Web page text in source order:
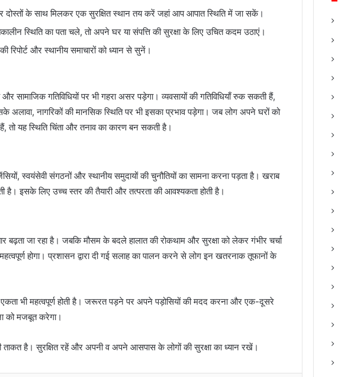
दोस्तों के साथ मिलकर एक सुरक्षित स्थान तय करें जहां आप आपात स्थिति में जा सकें।
स्थिति का पता चले, तो अपने घर या संपत्ति की सुरक्षा के लिए उचित कदम उठाएं।
रिपोर्ट और स्थानीय समाचारों को ध्यान से सुनें।
सामाजिक गतिविधियों पर भी गहरा असर पड़ेगा। व्यवसायों की गतिविधियाँ रुक सकती हैं,
अलावा, नागरिकों की मानसिक स्थिति पर भी इसका प्रभाव पड़ेगा। जब लोग अपने घरों को
तो यह स्थिति चिंता और तनाव का कारण बन सकती है।
स्वयंसेवी संगठनों और स्थानीय समुदायों की चुनौतियों का सामना करना पड़ता है। खराब
है। इसके लिए उच्च स्तर की तैयारी और तत्परता की आवश्यकता होती है।
बढ़ता जा रहा है। जबकि मौसम के बदले हालात की रोकथाम और सुरक्षा को लेकर गंभीर चर्चा
होगा। प्रशासन द्वारा दी गई सलाह का पालन करने से लोग इन खतरनाक तूफानों के
एकता भी महत्वपूर्ण होती है। जरूरत पड़ने पर अपने पड़ोसियों की मदद करना और एक-दूसरे
को मजबूत करेगा।
है। सुरक्षित रहें और अपनी व अपने आसपास के लोगों की सुरक्षा का ध्यान रखें।